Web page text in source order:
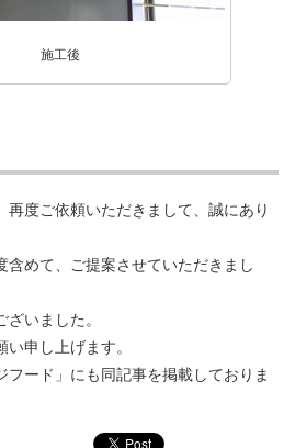
施工後
再度ご依頼いただきまして、誠にあり
含めて、ご提案させていただきまし
いました。
申し上げます。
ード」にも同記事を掲載しておりま